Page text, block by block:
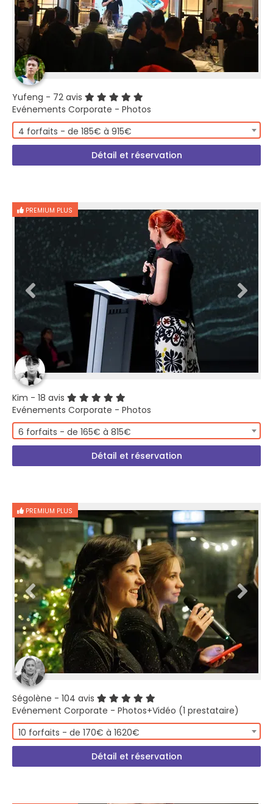
Yufeng - 72 avis
Evénements Corporate - Photos
4 forfaits - de 185€ à 915€
Détail et réservation
PREMIUM PLUS
Kim - 18 avis
Evénements Corporate - Photos
6 forfaits - de 165€ à 815€
Détail et réservation
PREMIUM PLUS
Ségolène - 104 avis
Evénement Corporate - Photos+Vidéo (1 prestataire)
10 forfaits - de 170€ à 1620€
Détail et réservation